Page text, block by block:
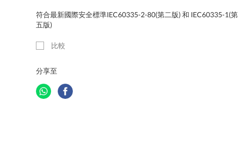
符合最新國際安全標準IEC60335-2-80(第二版) 和 IEC60335-1(第
五版)
比較
分享至